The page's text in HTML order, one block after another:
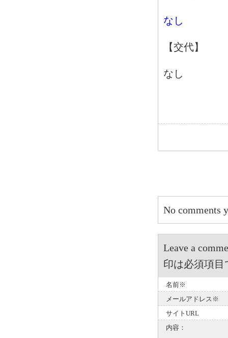
なし
【交代】
なし
No comments
Leave a
印は必須項目
名前※
メールアドレス※
サイトURL
内容：